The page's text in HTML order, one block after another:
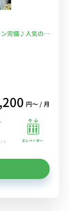
完備♪人気のバ
で渋谷・横浜ま
円〜 / 月
ト
エレベーター